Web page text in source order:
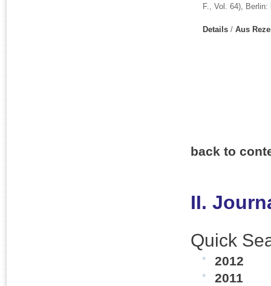
F., Vol. 64), Berlin:
Details / Aus
back to
II.
Quick
2012
2011